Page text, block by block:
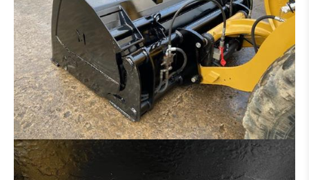
BOÎTE DE VITESSES / CONVERTISSEUR
DISTRIBUTEUR HYDRAULIQUE
MOTEUR
CINTREUSE FER À BÉTON
CISEAUX À BÉTON